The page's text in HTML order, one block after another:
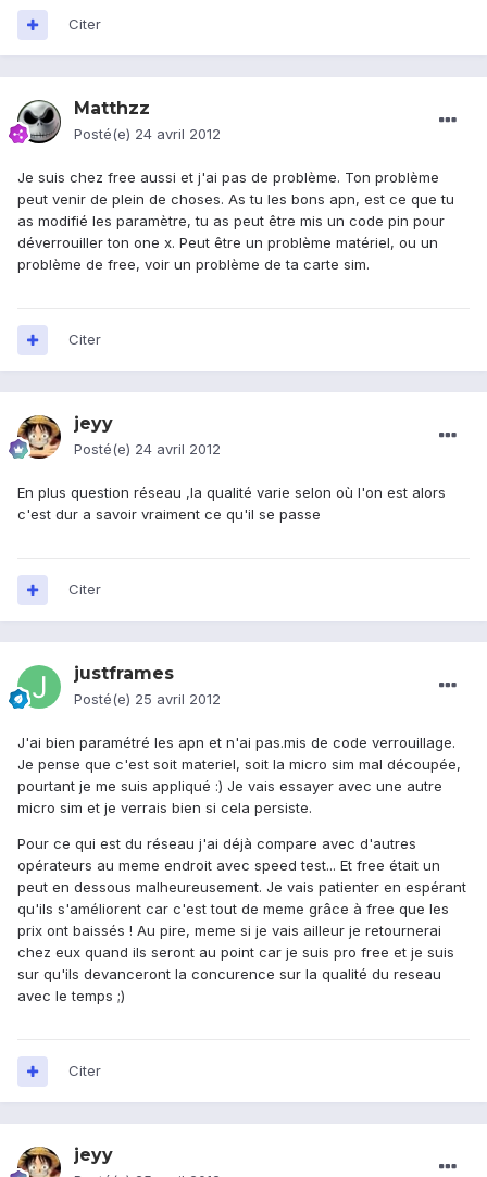
Citer
Matthzz
Posté(e) 24 avril 2012
Je suis chez free aussi et j'ai pas de problème. Ton problème
peut venir de plein de choses. As tu les bons apn, est ce que tu
as modifié les paramètre, tu as peut être mis un code pin pour
déverrouiller ton one x. Peut être un problème matériel, ou un
problème de free, voir un problème de ta carte sim.
Citer
jeyy
Posté(e) 24 avril 2012
En plus question réseau ,la qualité varie selon où l'on est alors
c'est dur a savoir vraiment ce qu'il se passe
Citer
justframes
Posté(e) 25 avril 2012
J'ai bien paramétré les apn et n'ai pas.mis de code verrouillage.
Je pense que c'est soit materiel, soit la micro sim mal découpée,
pourtant je me suis appliqué :) Je vais essayer avec une autre
micro sim et je verrais bien si cela persiste.
Pour ce qui est du réseau j'ai déjà compare avec d'autres
opérateurs au meme endroit avec speed test... Et free était un
peut en dessous malheureusement. Je vais patienter en espérant
qu'ils s'améliorent car c'est tout de meme grâce à free que les
prix ont baissés ! Au pire, meme si je vais ailleur je retournerai
chez eux quand ils seront au point car je suis pro free et je suis
sur qu'ils devanceront la concurence sur la qualité du reseau
avec le temps ;)
Citer
jeyy